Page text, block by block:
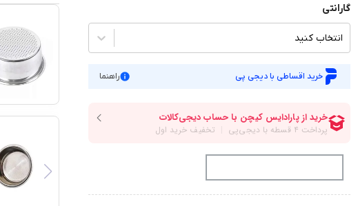
گارانتی
انتخاب کنید
خرید اقساطی با دیجی پی راهنما